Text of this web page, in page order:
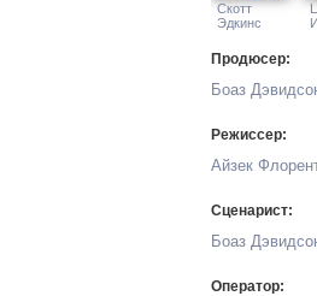
Скотт
Эдкинс
Продюсер:
Боаз
Режиссер:
Айзек
Сценарист:
Боаз
Оператор: